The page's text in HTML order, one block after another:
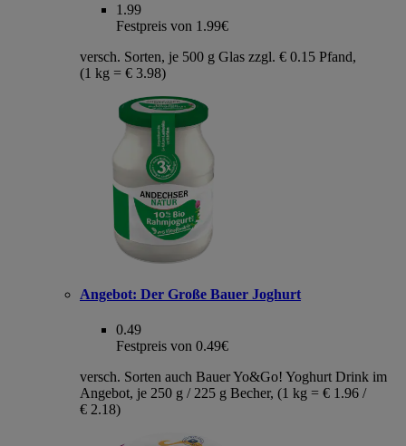
1.99
Festpreis von 1.99€
versch. Sorten, je 500 g Glas zzgl. € 0.15 Pfand,
(1 kg = € 3.98)
Angebot: Der Große Bauer Joghurt
0.49
Festpreis von 0.49€
versch. Sorten auch Bauer Yo&Go! Yoghurt Drink im
Angebot, je 250 g / 225 g Becher, (1 kg = € 1.96 /
€ 2.18)